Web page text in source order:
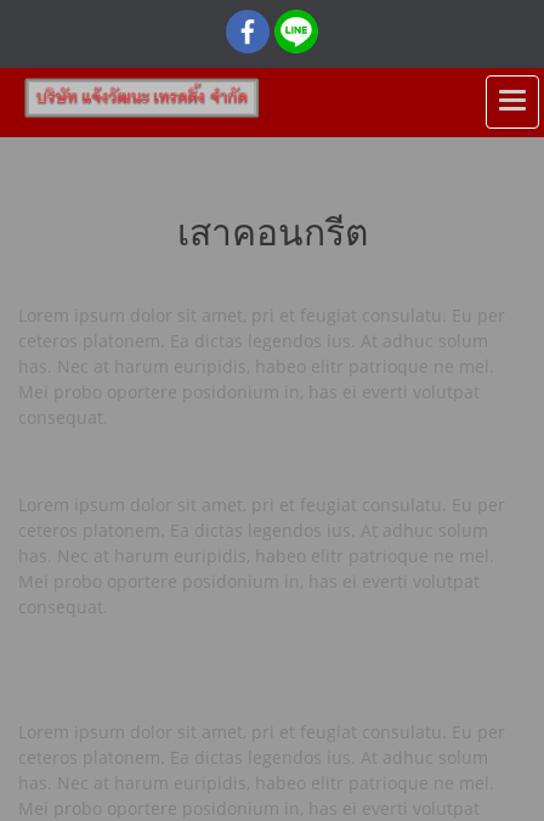
เสาคอนกรีต
Lorem ipsum dolor sit amet, pri et feugiat consulatu. Eu per
ceteros platonem. Ea dictas legendos ius. At adhuc solum
has. Nec at harum euripidis, habeo elitr patrioque ne mel.
Mei probo oportere posidonium in, has ei everti volutpat
consequat.
Lorem ipsum dolor sit amet, pri et feugiat consulatu. Eu per
ceteros platonem. Ea dictas legendos ius. At adhuc solum
has. Nec at harum euripidis, habeo elitr patrioque ne mel.
Mei probo oportere posidonium in, has ei everti volutpat
consequat.
Lorem ipsum dolor sit amet, pri et feugiat consulatu. Eu per
ceteros platonem. Ea dictas legendos ius. At adhuc solum
has. Nec at harum euripidis, habeo elitr patrioque ne mel.
Mei probo oportere posidonium in, has ei everti volutpat